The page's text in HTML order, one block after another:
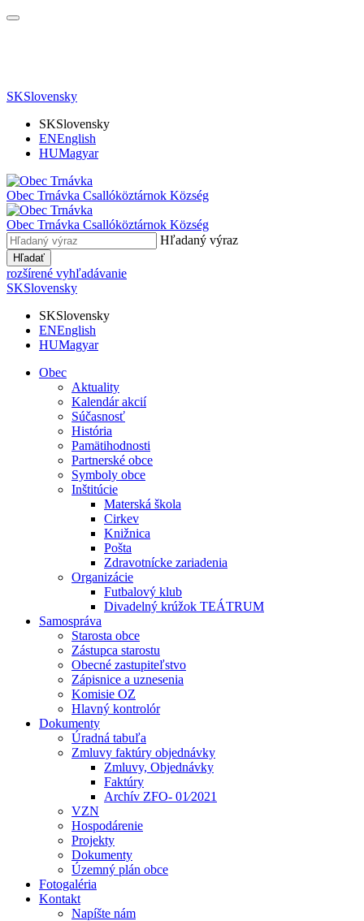
SKSlovensky
SKSlovensky
ENEnglish
HUMagyar
Obec Trnávka Csallóköztárnok Község
Obec Trnávka Csallóköztárnok Község
Hľadaný výraz
Hľadať
rozšírené vyhľadávanie
SKSlovensky
SKSlovensky
ENEnglish
HUMagyar
Obec
Aktuality
Kalendár akcií
Súčasnosť
História
Pamätihodnosti
Partnerské obce
Symboly obce
Inštitúcie
Materská škola
Cirkev
Knižnica
Pošta
Zdravotnícke zariadenia
Organizácie
Futbalový klub
Divadelný krúžok TEÁTRUM
Samospráva
Starosta obce
Zástupca starostu
Obecné zastupiteľstvo
Zápisnice a uznesenia
Komisie OZ
Hlavný kontrolór
Dokumenty
Úradná tabuľa
Zmluvy faktúry objednávky
Zmluvy, Objednávky
Faktúry
Archív ZFO- 01⁄2021
VZN
Hospodárenie
Projekty
Dokumenty
Územný plán obce
Fotogaléria
Kontakt
Napíšte nám